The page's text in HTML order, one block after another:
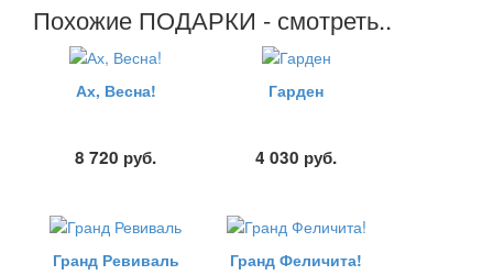
Похожие ПОДАРКИ - смотреть..
Ах, Весна!
8 720 руб.
Гарден
4 030 руб.
Гранд Ревиваль Гранд Феличита!